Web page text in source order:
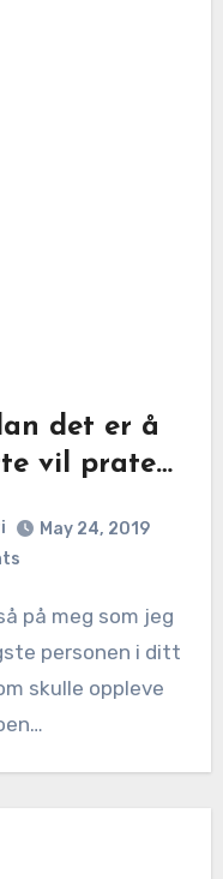
det er å
vil prate…
May 24, 2019
personen i ditt
skulle oppleve